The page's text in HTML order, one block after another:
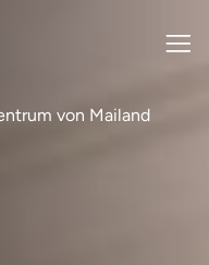
von Mailand